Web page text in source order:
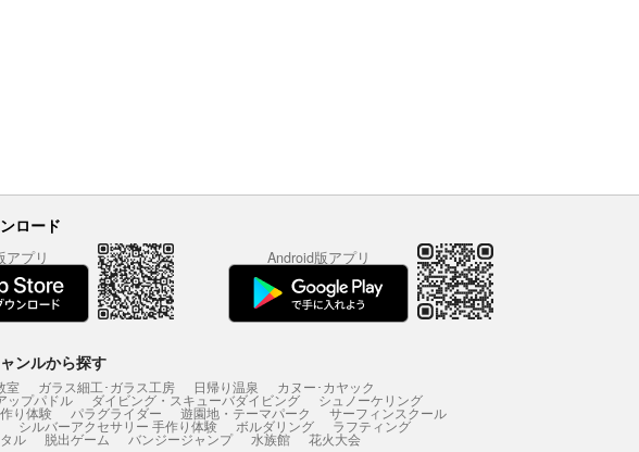
ロード
アプリ Android版アプリ
ンルから探す
室 ガラス細工･ガラス工房 日帰り温泉 カヌー･カヤック
ップパドル ダイビング・スキューバダイビング シュノーケリング
り体験 パラグライダー 遊園地・テーマパーク サーフィンスクール
シルバーアクセサリー 手作り体験 ボルダリング ラフティング
ル 脱出ゲーム バンジージャンプ 水族館 花火大会